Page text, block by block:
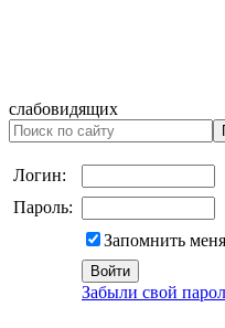
слабовидящих
Логин:
Пароль:
Запомнить
Забыли свой